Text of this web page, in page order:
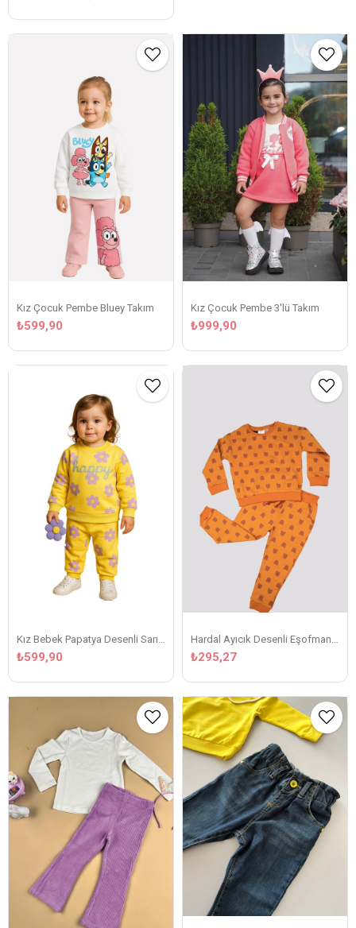
Kız Çocuk Pembe Bluey Takım
₺599,90
Kız Çocuk Pembe 3'lü Takım
₺999,90
Kız Bebek Papatya Desenli Sarı Eşofman Takım
₺599,90
Hardal Ayıcık Desenli Eşofman Takım
₺295,27